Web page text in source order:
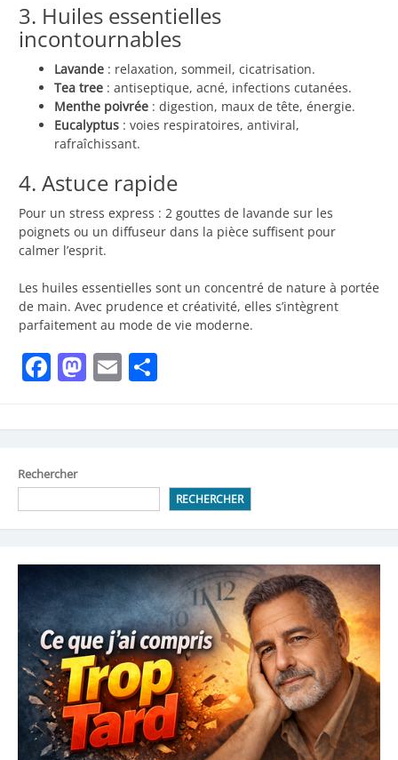
3. Huiles essentielles
incontournables
Lavande : relaxation, sommeil, cicatrisation.
Tea tree : antiseptique, acné, infections cutanées.
Menthe poivrée : digestion, maux de tête, énergie.
Eucalyptus : voies respiratoires, antiviral,
rafraîchissant.
4. Astuce rapide
Pour un stress express : 2 gouttes de lavande sur les
poignets ou un diffuseur dans la pièce suffisent pour
calmer l’esprit.
Les huiles essentielles sont un concentré de nature à portée
de main. Avec prudence et créativité, elles s’intègrent
parfaitement au mode de vie moderne.
Facebook
Mastodon
Email
Rechercher
RECHERCHER